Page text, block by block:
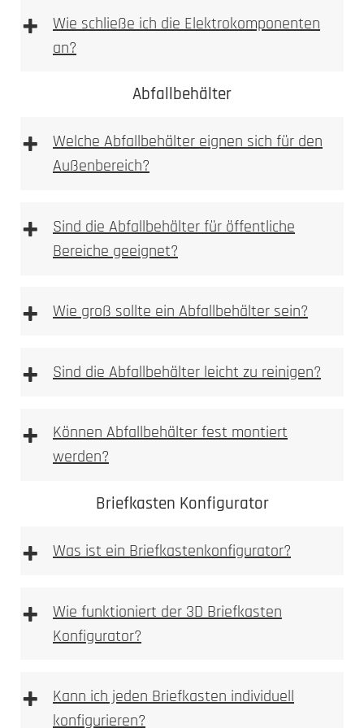
einbetoniert
1. Prüfen
2. Ausmessen
3. Bohren
3. Nische ausbrechen
4. Anlage einpassen
5. Bohren
+
Wie schließe ich die Elektrokomponenten
an?
Wir empfehlen die Elektroinstallation aber immer
durch einen Elektroinstallateur vornehmen zu
lassen. Bitte beachten Sie bei Wallboxen,
vom Hersteller beigelegte Betriebsanleitung!
Kamera, Sprechstellen oder Wallboxvorbereitung
Allgemeine Warnhinweise
Abfallbehälter
+
Welche Abfallbehälter eignen sich für den
Außenbereich?
+
Sind die Abfallbehälter für öffentliche
Bereiche geeignet?
+ Wie groß sollte ein Abfallbehälter sein?
+ Sind die Abfallbehälter leicht zu reinigen?
+
Können Abfallbehälter fest montiert
werden?
Briefkasten Konfigurator
+ Was ist ein Briefkastenkonfigurator?
+
Wie funktioniert der 3D Briefkasten
Konfigurator?
+
Kann ich jeden Briefkasten individuell
konfigurieren?